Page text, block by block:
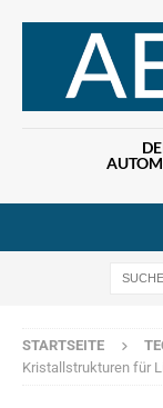
STARTSEITE
Kristallstrukturen für